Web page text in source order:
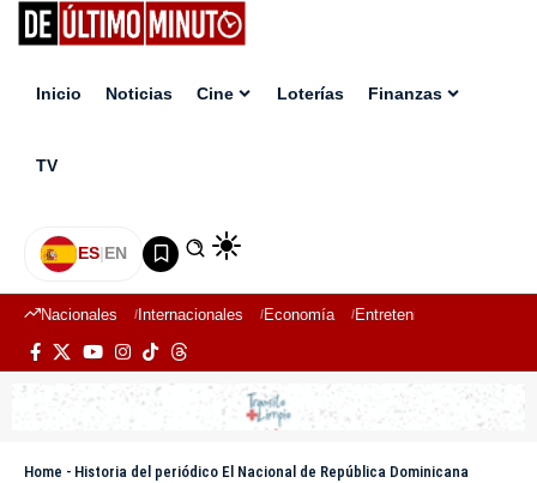
Inicio Noticias Cine Loterías Finanzas
TV
ES|EN
Nacionales Internacionales Economía Entretenimiento
Home - Historia del periódico El Nacional de República Dominicana